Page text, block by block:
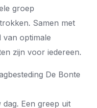
groep
Samen met
optimale
zijn voor iedereen.
De Bonte
Een greep uit